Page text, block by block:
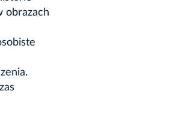
obrazach